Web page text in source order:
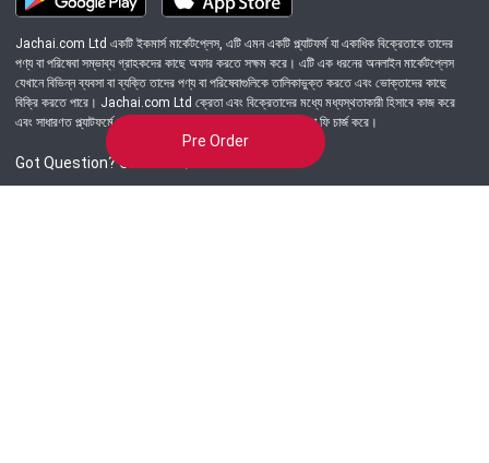
Pre Order
Jachai.com Ltd একটি ইকমার্স মার্কেটপ্লেস, এটি এমন একটি প্ল্যাটফর্ম যা একাধিক বিক্রেতাকে তাদের
পণ্য বা পরিষেবা সম্ভাব্য গ্রাহকদের কাছে অফার করতে সক্ষম করে। এটি এক ধরনের অনলাইন মার্কেটপ্লেস
যেখানে বিভিন্ন ব্যবসা বা ব্যক্তি তাদের পণ্য বা পরিষেবাগুলিকে তালিকাভুক্ত করতে এবং ভোক্তাদের কাছে
বিক্রি করতে পারে। Jachai.com Ltd ক্রেতা এবং বিক্রেতাদের মধ্যে মধ্যস্থতাকারী হিসাবে কাজ করে
এবং সাধারণত প্ল্যাটফর্মে সংঘটিত প্রতিটি লেনদেনের জন্য একটি কমিশন বা ফি চার্জ করে।
Got Question? Call us 24/7